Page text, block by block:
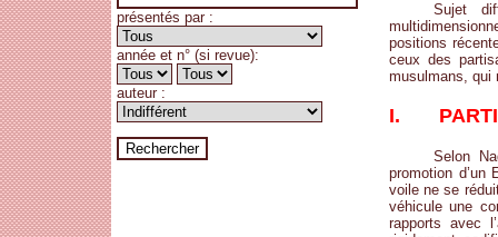
présentés par :
année et n° (si revue):
auteur :
Sujet
positions
ceux des
musulmans, qui
I.
Selon
promotion d’un
voile ne se
véhicule une
rapports avec